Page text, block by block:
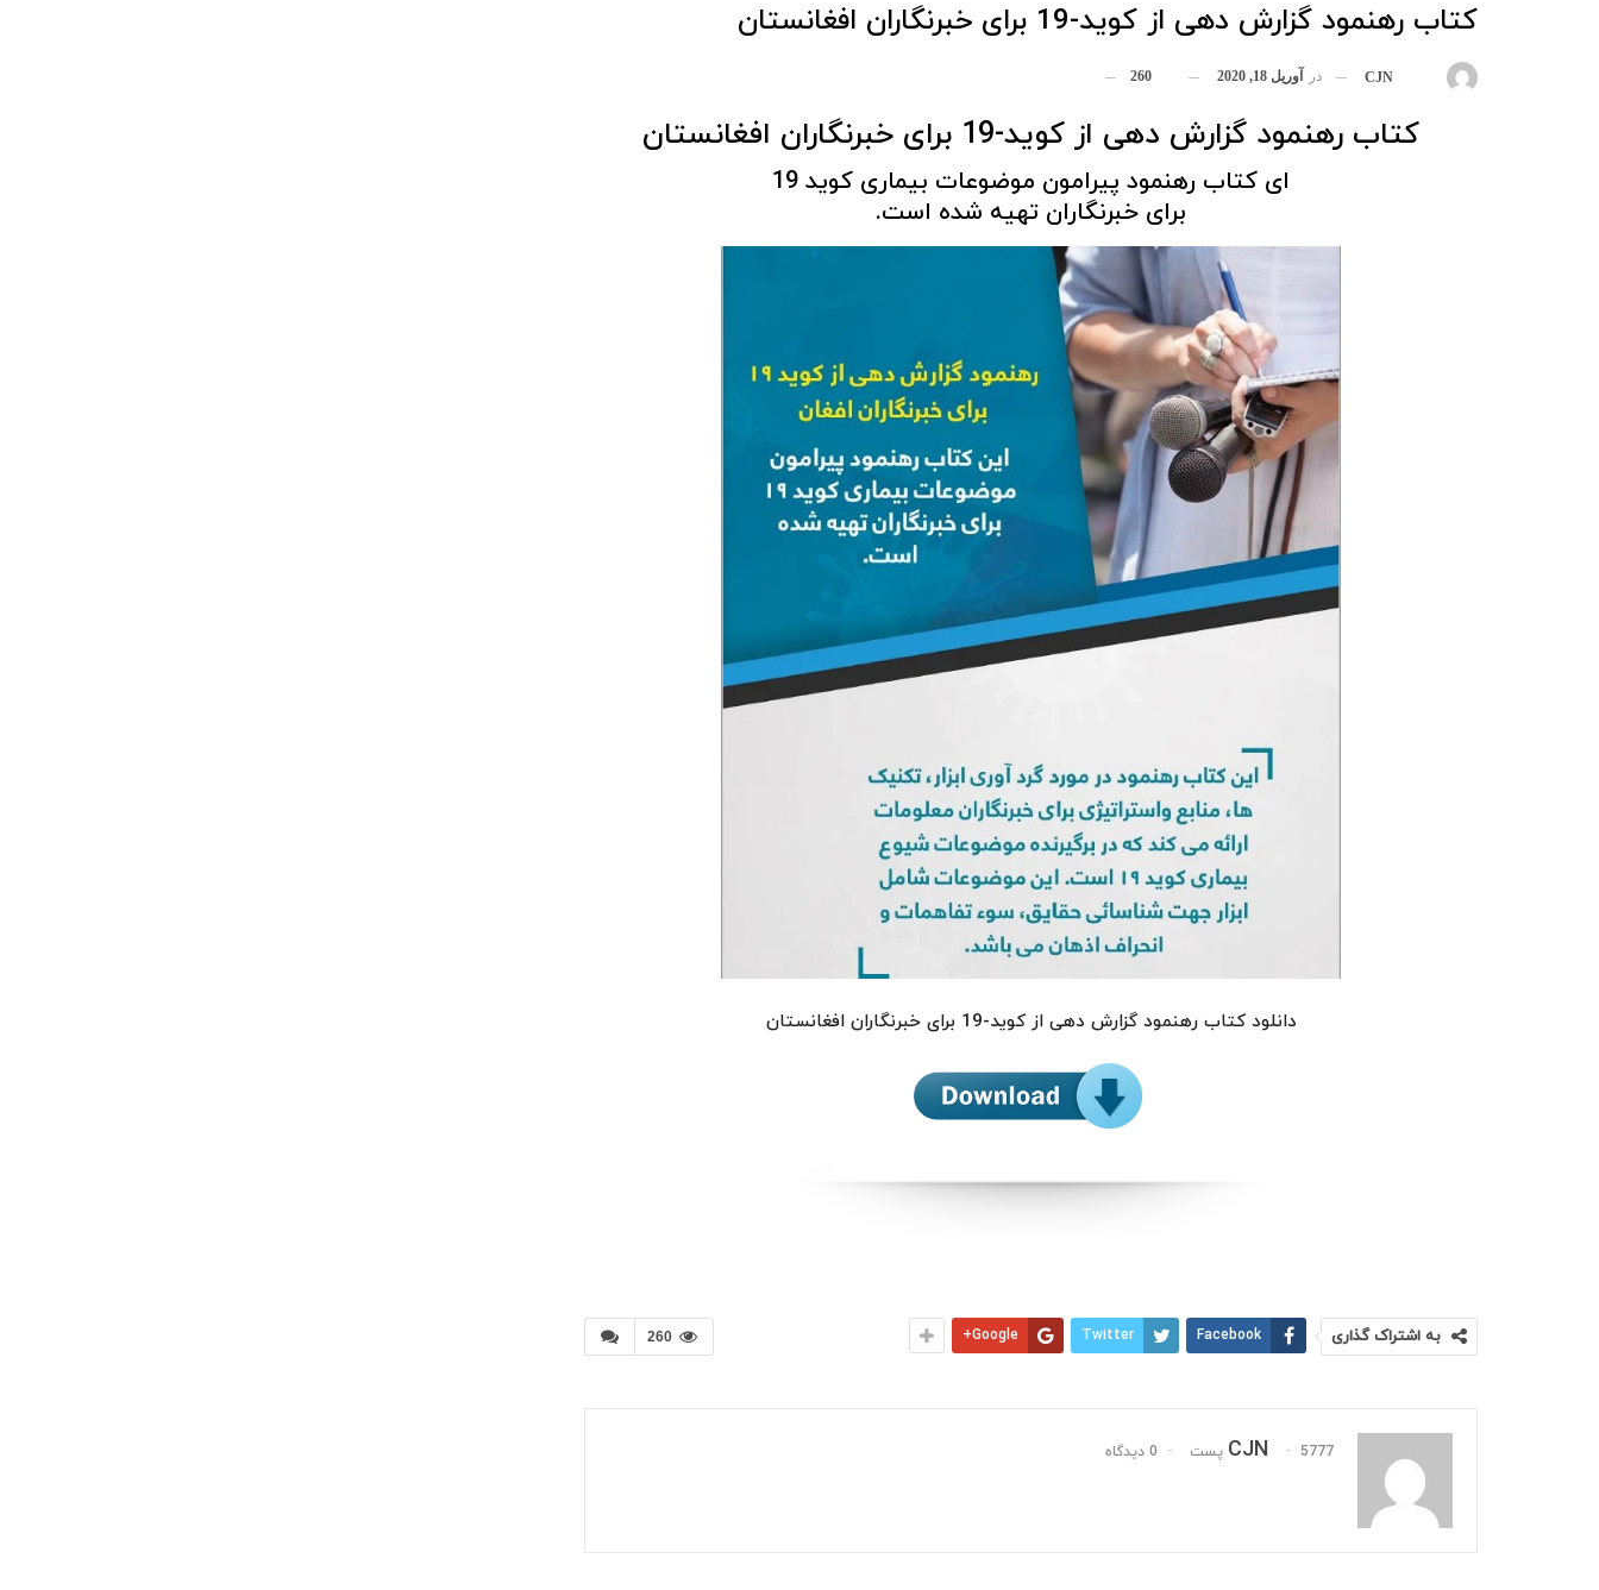
کتاب رهنمود گزارش دهی از کوید-19 برای خبرنگاران افغانستان
CJN در آوریل 18, 2020 260
کتاب رهنمود گزارش دهی از کوید-19 برای خبرنگاران افغانستان
ای کتاب رهنمود پیرامون موضوعات بیماری کوید 19
برای خبرنگاران تهیه شده است.
دانلود کتاب رهنمود گزارش دهی از کوید-19 برای خبرنگاران افغانستان
260 به اشتراک گذاری Facebook
Twitter
Google+
CJN 5777 پست 0 دیدگاه